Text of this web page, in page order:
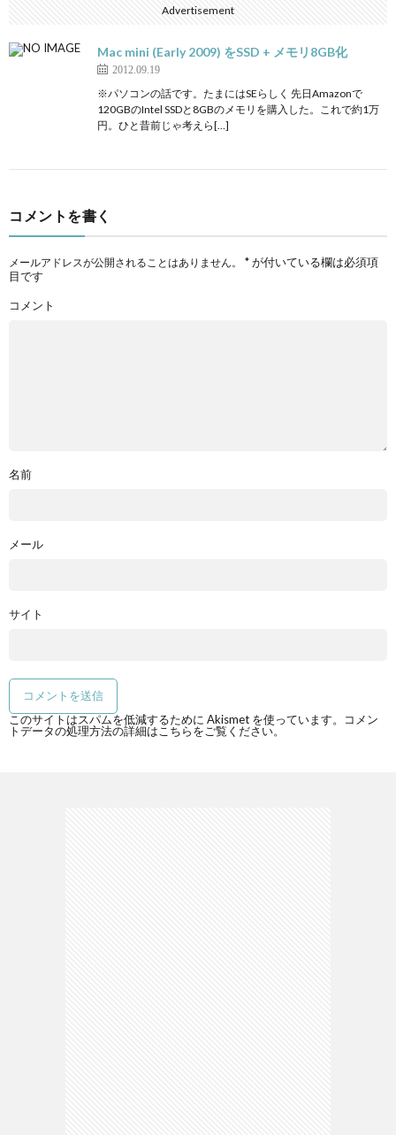
Advertisement
Mac mini (Early 2009) をSSD + メモリ8GB化
2012.09.19
※パソコンの話です。たまにはSEらしく 先日Amazonで
120GBのIntel SSDと8GBのメモリを購入した。これで約1万
円。ひと昔前じゃ考えら[…]
コメントを書く
メールアドレスが公開されることはありません。 *が付いている欄は必須項
目です
コメント
名前
メール
サイト
このサイトはスパムを低減するために Akismet を使っています。
コメン
トデータの処理方法の詳細はこちらをご覧ください。